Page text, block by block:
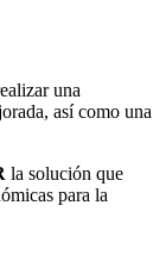
una
así como una
la solución que
para la